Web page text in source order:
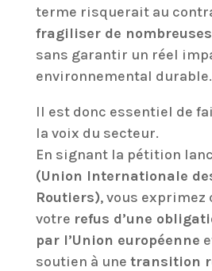
terme risquerait au
fragiliser de
sans garantir un réel
environnemental durable.
Il est donc essentiel de
la voix du secteur.
En signant la pétition
(Union Internationale
Routiers), vous
votre refus d’une
par l’Union européenne
soutien à une transition